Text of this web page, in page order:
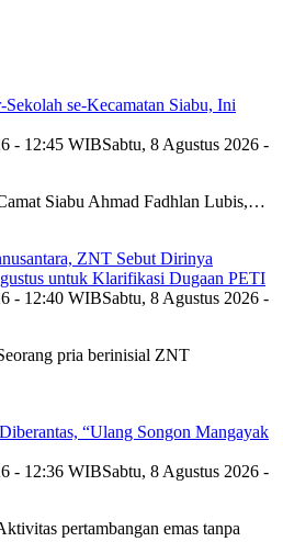
se-Kecamatan Siabu, Ini
- 12:45 WIBSabtu, 8 Agustus 2026 -
Siabu Ahmad Fadhlan Lubis,…
ZNT Sebut Dirinya
untuk Klarifikasi Dugaan PETI
- 12:40 WIBSabtu, 8 Agustus 2026 -
pria berinisial ZNT
“Ulang Songon Mangayak
- 12:36 WIBSabtu, 8 Agustus 2026 -
pertambangan emas tanpa